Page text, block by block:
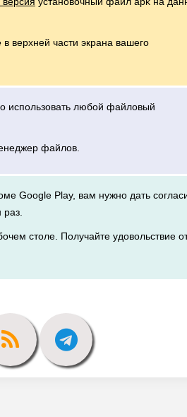
верхней части экрана вашего
использовать любой файловый
файлов.
Google Play, вам нужно дать
столе. Получайте удовольствие